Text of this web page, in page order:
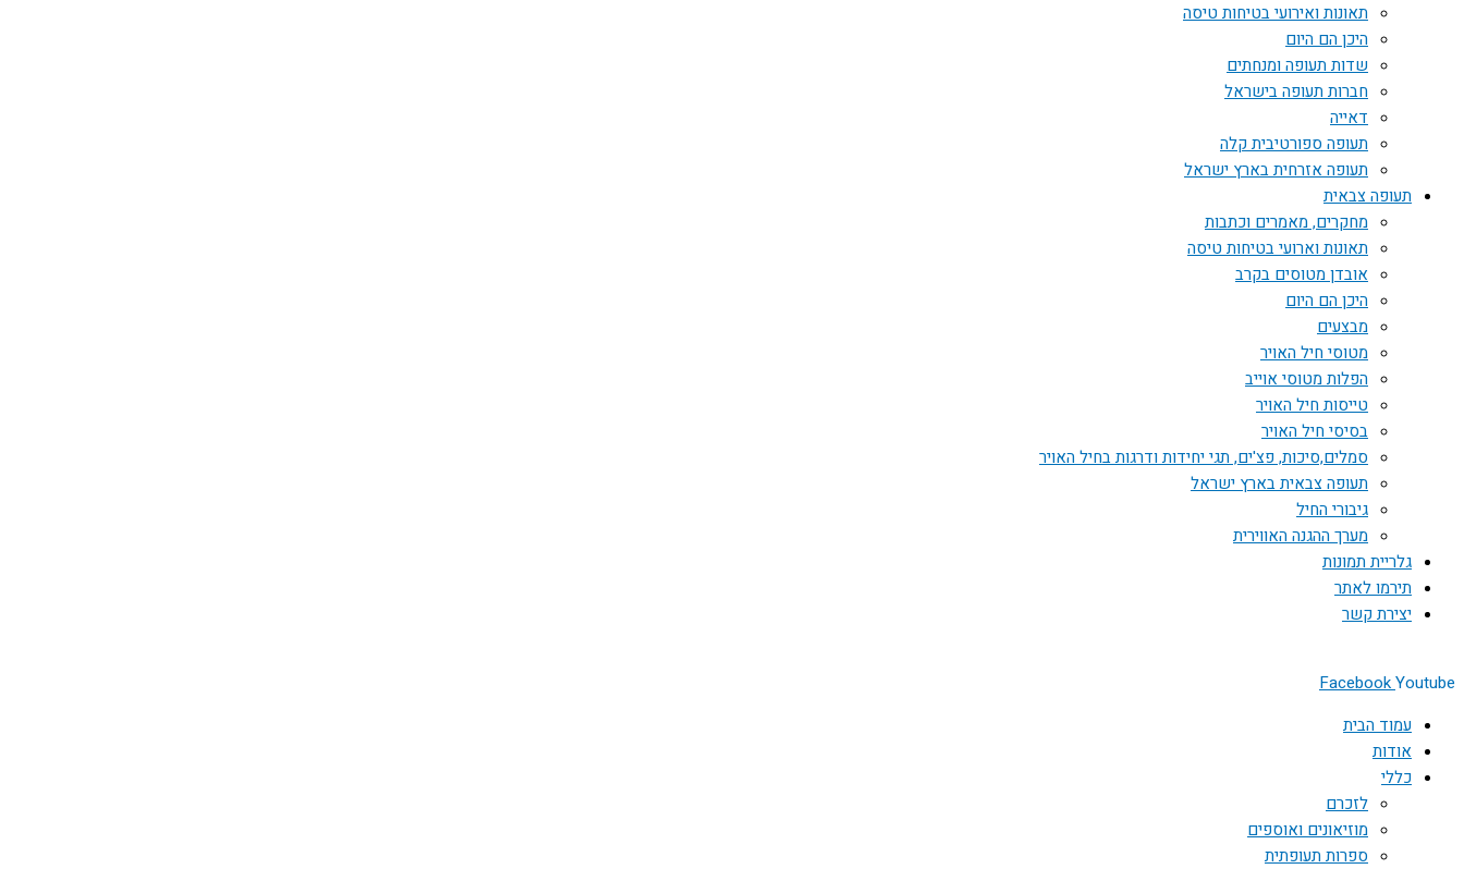
תאונות ואירועי בטיחות טיסה
היכן הם היום
שדות תעופה ומנחתים
חברות תעופה בישראל
דאייה
תעופה ספורטיבית קלה
תעופה אזרחית בארץ ישראל
תעופה צבאית
מחקרים, מאמרים וכתבות
תאונות וארועי בטיחות טיסה
אובדן מטוסים בקרב
היכן הם היום
מבצעים
מטוסי חיל האויר
הפלות מטוסי אוייב
טייסות חיל האויר
בסיסי חיל האויר
סמלים,סיכות, פצ'ים, תגי יחידות ודרגות בחיל האויר
תעופה צבאית בארץ ישראל
גיבורי החיל
מערך ההגנה האווירית
גלריית תמונות
תירמו לאתר
יצירת קשר
FacebookYoutube
עמוד הבית
אודות
כללי
לזכרם
מוזיאונים ואוספים
ספרות תעופתית